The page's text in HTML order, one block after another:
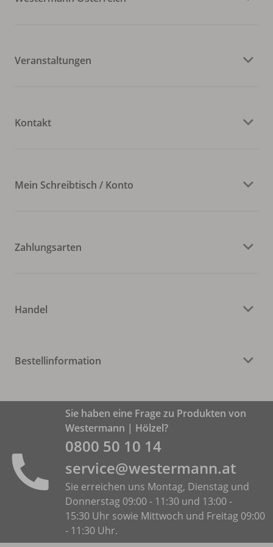
Veranstaltungen
Kontakt
Mein Schreibtisch / Konto
Zahlungsarten
Handel
Bestellinformation
Sie haben eine Frage zu Produkten von
Westermann | Hölzel?
0800 50 10 14
service@westermann.at
Sie erreichen uns Montag, Dienstag und
Donnerstag 09:00 - 11:30 und 13:00 -
15:30 Uhr sowie Mittwoch und Freitag 09:00
- 11:30 Uhr.